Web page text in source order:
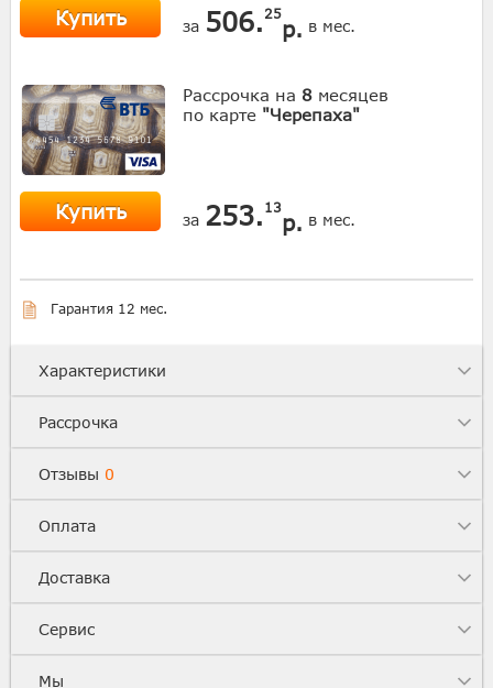
Купить за 506. 25
р. в мес.
Рассрочка на 8 месяцев
по карте "Черепаха"
Купить за 253. 13
р. в мес.
Гарантия 12 мес.
Характеристики
Рассрочка
Отзывы 0
Оплата
Доставка
Сервис
Мы